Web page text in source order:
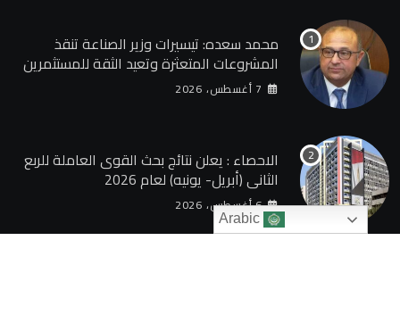
محمد سعده: تيسيرات وزير الصناعة تنقذ
المشروعات المتعثرة وتعيد الثقة للمستثمرين
7 أغسطس، 2026
الاحصاء : يعلن نتائج بحث القوى العاملة للربع
الثانى (أبريل- يونيه) لعام 2026
6 أغسطس، 2026